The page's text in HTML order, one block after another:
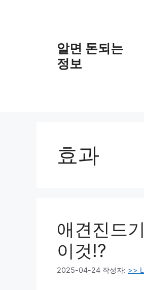
알면 돈되는
정보
효과
애견진드
이것!?
2025-04-24 작성자: >>